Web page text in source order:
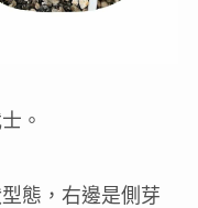
。
態，右邊是側芽